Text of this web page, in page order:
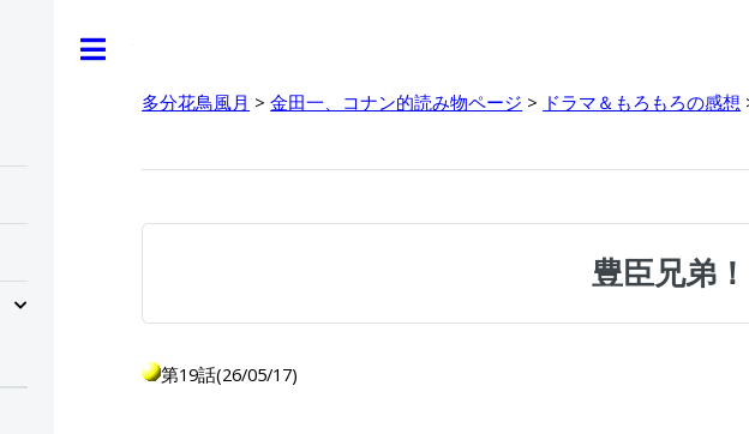
多分花鳥風月 >金田一、コナン的読み物ページ > ドラマ＆もろもろの感想
豊臣兄弟！
第19話(26/05/17)
Toggle